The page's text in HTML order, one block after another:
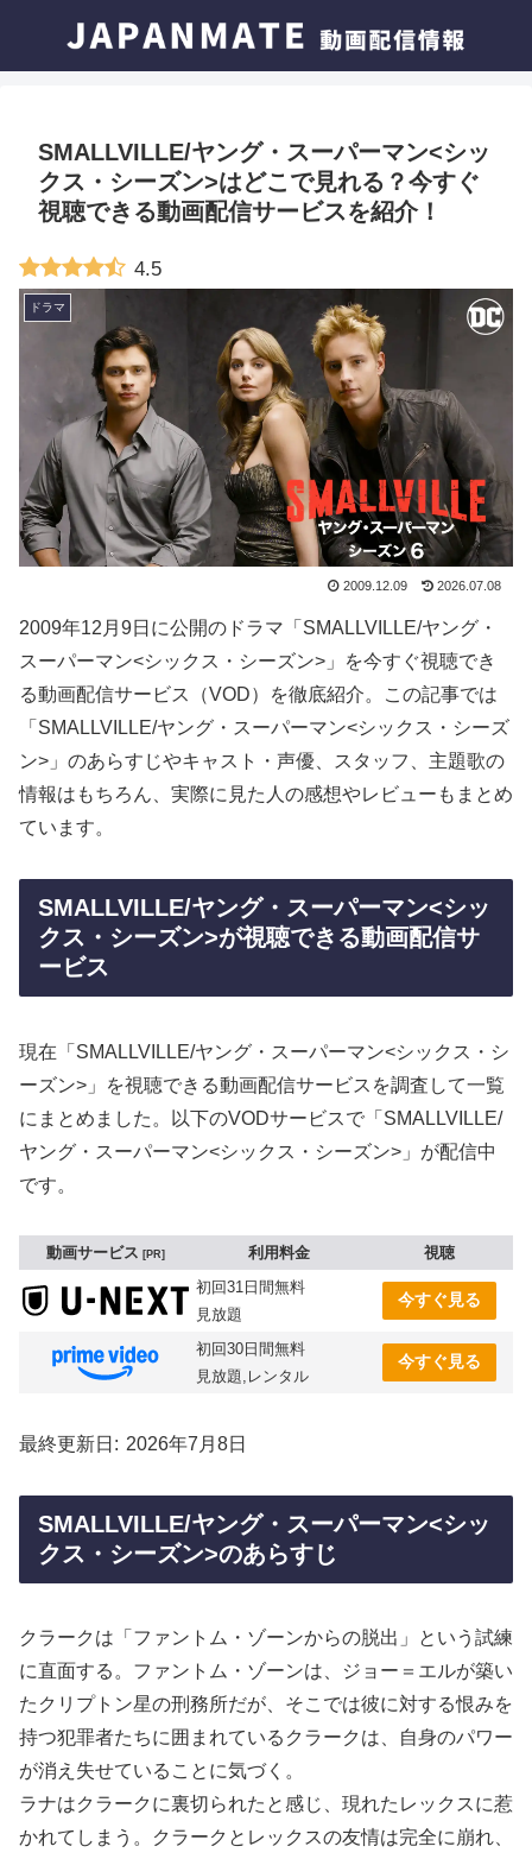
SMALLVILLE/ヤング・スーパーマン<シッ
クス・シーズン>はどこで見れる？今すぐ
視聴できる動画配信サービスを紹介！
4.5
ドラマ
2009.12.09 2026.07.08
2009年12月9日に公開のドラマ「SMALLVILLE/ヤング・
スーパーマン<シックス・シーズン>」を今すぐ視聴でき
る動画配信サービス（VOD）を徹底紹介。この記事では
「SMALLVILLE/ヤング・スーパーマン<シックス・シーズ
ン>」のあらすじやキャスト・声優、スタッフ、主題歌の
情報はもちろん、実際に見た人の感想やレビューもまとめ
ています。
SMALLVILLE/ヤング・スーパーマン<シッ
クス・シーズン>が視聴できる動画配信サ
ービス
現在「SMALLVILLE/ヤング・スーパーマン<シックス・シ
ーズン>」を視聴できる動画配信サービスを調査して一覧
にまとめました。以下のVODサービスで「SMALLVILLE/
ヤング・スーパーマン<シックス・シーズン>」が配信中
です。
動画サービス PR 利用料金
視聴
初回31日間無料
見放題
今すぐ見る
初回30日間無料
見放題,レンタル
今すぐ見る
最終更新日 2026年7月8日
SMALLVILLE/ヤング・スーパーマン<シッ
クス・シーズン>のあらすじ
クラークは「ファントム・ゾーンからの脱出」という試練
に直面する。ファントム・ゾーンは、ジョー＝エルが築い
たクリプトン星の刑務所だが、そこでは彼に対する恨みを
持つ犯罪者たちに囲まれているクラークは、自身のパワー
が消え失せていることに気づく。
ラナはクラークに裏切られたと感じ、現れたレックスに惹
かれてしまう。クラークとレックスの友情は完全に崩れ、